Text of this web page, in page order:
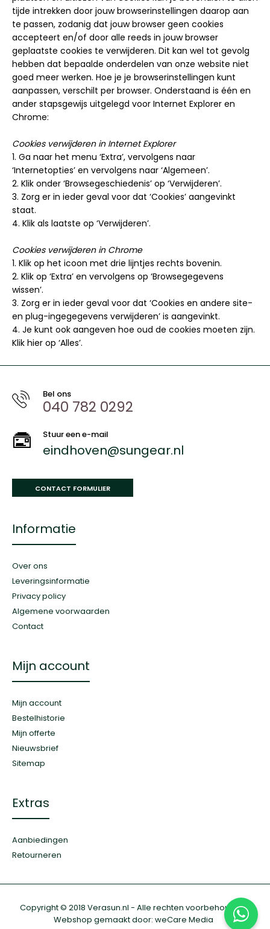
tijde intrekken door jouw browserinstellingen daarop aan
te passen, zodanig dat jouw browser geen cookies
accepteert en/of door alle reeds in jouw browser
geplaatste cookies te verwijderen. Dit kan wel tot gevolg
hebben dat bepaalde onderdelen van onze website niet
goed meer werken. Hoe je je browserinstellingen kunt
aanpassen, verschilt per browser. Onderstaand is één en
ander stapsgewijs uitgelegd voor Internet Explorer en
Chrome:
Cookies verwijderen in Internet Explorer
1. Ga naar het menu ‘Extra’, vervolgens naar
‘Internetopties’ en vervolgens naar ‘Algemeen’.
2. Klik onder ‘Browsegeschiedenis’ op ‘Verwijderen’.
3. Zorg er in ieder geval voor dat ‘Cookies’ aangevinkt
staat.
4. Klik als laatste op ‘Verwijderen’.
Cookies verwijderen in Chrome
1. Klik op het icoon met drie lijntjes rechts bovenin.
2. Klik op ‘Extra’ en vervolgens op ‘Browsegegevens
wissen’.
3. Zorg er in ieder geval voor dat ‘Cookies en andere site-
en plug-ingegegevens verwijderen’ is aangevinkt.
4. Je kunt ook aangeven hoe oud de cookies moeten zijn.
Klik hier op ‘Alles’.
Bel ons
040 782 0292
Stuur een e-mail
eindhoven@sungear.nl
CONTACT FORMULIER
Informatie
Over ons
Leveringsinformatie
Privacy policy
Algemene voorwaarden
Contact
Mijn account
Mijn account
Bestelhistorie
Mijn offerte
Nieuwsbrief
Sitemap
Extras
Aanbiedingen
Retourneren
Copyright © 2018 Verasun.nl - Alle rechten voorbehouden.
Webshop gemaakt door: weCare Media